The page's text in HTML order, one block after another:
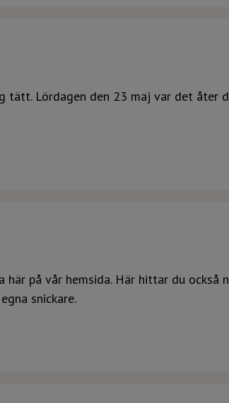
tätt. Lördagen den 23 maj var det åter
på vår hemsida. Här hittar du också
snickare.